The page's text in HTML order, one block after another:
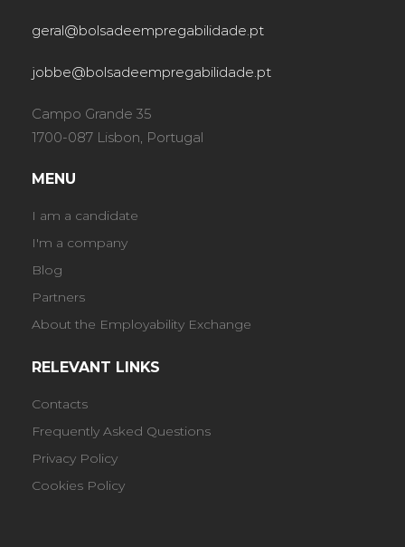
geral@bolsadeempregabilidade.pt
jobbe@bolsadeempregabilidade.pt
Campo Grande 35
1700-087 Lisbon, Portugal
MENU
I am a candidate
I'm a company
Blog
Partners
About the Employability Exchange
RELEVANT LINKS
Contacts
Frequently Asked Questions
Privacy Policy
Cookies Policy